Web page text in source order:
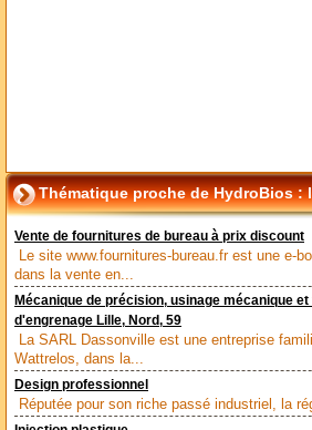
Thématique proche de HydroBios :
Vente de fournitures de bureau à prix discount
Le site www.fournitures-bureau.fr est une e-
dans la vente en...
Mécanique de précision, usinage mécanique et
d'engrenage Lille, Nord, 59
La SARL Dassonville est une entreprise
Wattrelos, dans la...
Design professionnel
Réputée pour son riche passé industriel, la